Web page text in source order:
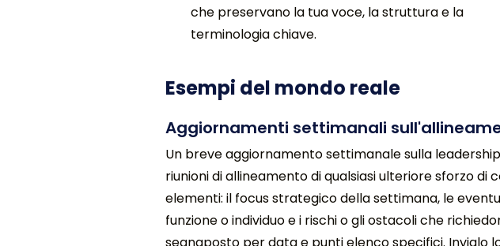
che preservano la tua voce, la struttura e la
terminologia chiave.
Esempi del mondo reale
Aggiornamenti settimanali
Un breve aggiornamento settimanale sulla
riunioni di allineamento di qualsiasi ulteriore sforzo
elementi: il focus strategico della settimana, le
funzione o individuo e i rischi o gli ostacoli che
segnaposto per data e punti elenco specifici. Invialo